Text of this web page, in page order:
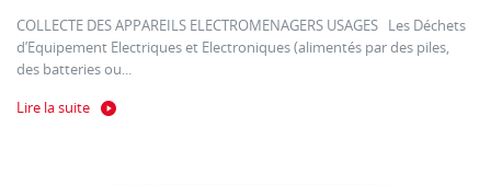
COLLECTE DES APPAREILS ELECTROMENAGERS USAGES Les Déchets
d’Equipement Electriques et Electroniques (alimentés par des piles,
des batteries ou...
Lire la suite